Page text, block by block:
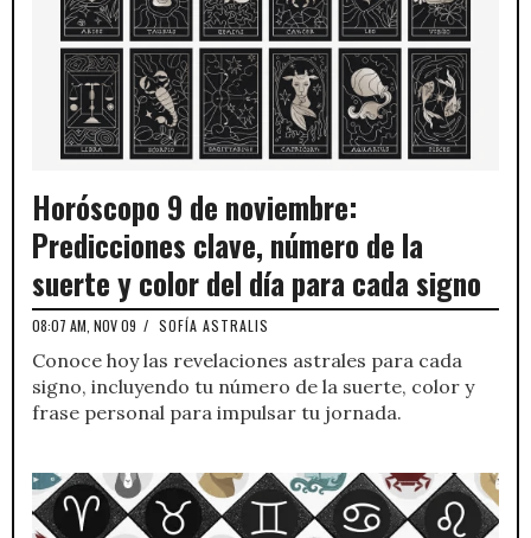
Horóscopo 9 de noviembre:
Predicciones clave, número de la
suerte y color del día para cada signo
08:07 AM, NOV 09 / SOFÍA ASTRALIS
Conoce hoy las revelaciones astrales para cada
signo, incluyendo tu número de la suerte, color y
frase personal para impulsar tu jornada.